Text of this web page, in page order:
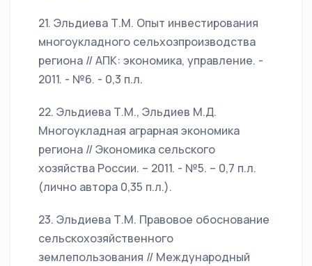
21. Эльдиева Т.М. Опыт инвестирования
многоукладного сельхозпроизводства
региона // АПК: экономика, управление. -
2011. - №6. - 0,3 п.л.
22. Эльдиева Т.М., Эльдиев М.Д.
Многоукладная аграрная экономика
региона // Экономика сельского
хозяйства России. – 2011. - №5. – 0,7 п.л.
(лично автора 0,35 п.л.).
23. Эльдиева Т.М. Правовое обоснование
сельскохозяйственного
землепользования // Международный